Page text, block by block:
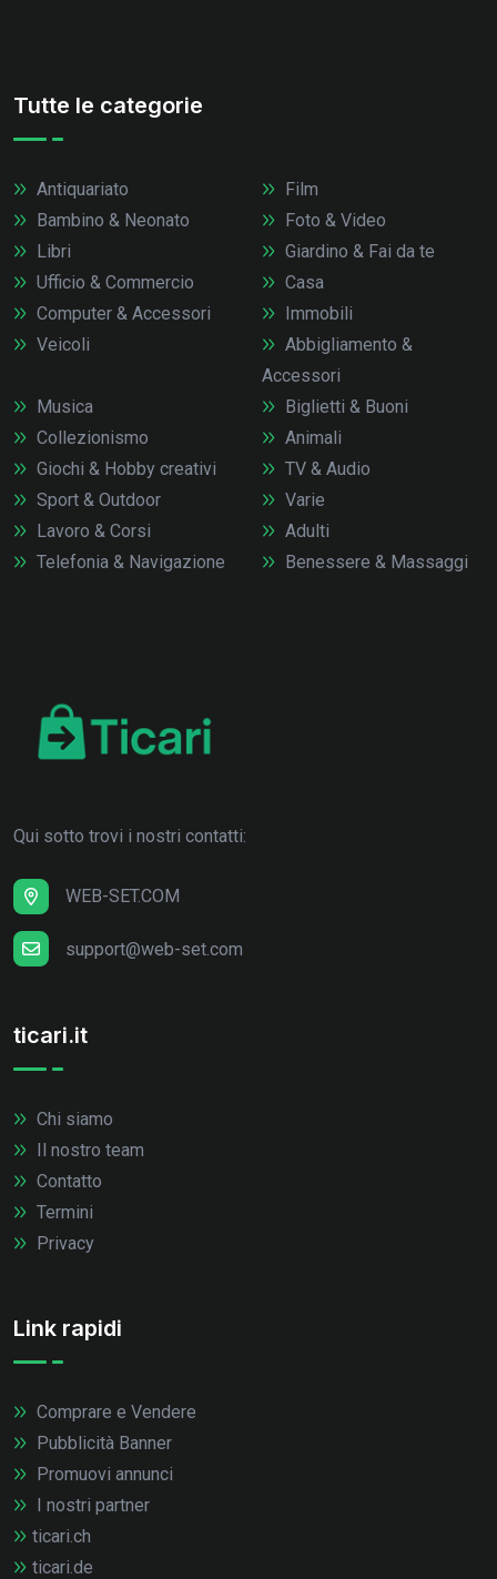
Tutte le categorie
Antiquariato
Bambino & Neonato
Libri
Ufficio & Commercio
Computer & Accessori
Veicoli
Film
Foto & Video
Giardino & Fai da te
Casa
Immobili
Abbigliamento &
Accessori
Musica
Collezionismo
Giochi & Hobby creativi
Sport & Outdoor
Lavoro & Corsi
Telefonia & Navigazione
Biglietti & Buoni
Animali
TV & Audio
Varie
Adulti
Benessere & Massaggi
Qui sotto trovi i nostri contatti:
WEB-SET.COM
support@web-set.com
ticari.it
Chi siamo
Il nostro team
Contatto
Termini
Privacy
Link rapidi
Comprare e Vendere
Pubblicità Banner
Promuovi annunci
I nostri partner
ticari.ch
ticari.de